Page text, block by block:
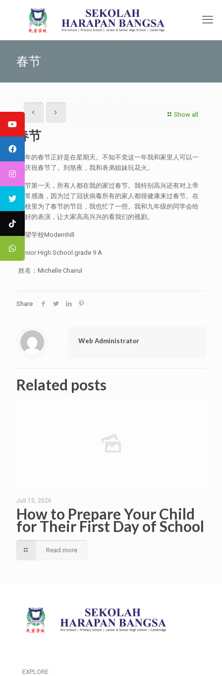
春节
Show all
春节
今年的春节正好是在星期天。不知不觉这一年我和家里人可以一
起庆祝春节了。到熬夜，我和表弟姐妹玩花火。
春节第一天，所有人都在我的家过春节。我特别高兴还有对上帝
非常感激，因为过了冠状病毒所有的家人都很健康来过春节。在
学校里为了春节的节目，我也忙了一些。我和九年级的同学会给
最好的表演，让大家高高兴兴的看我们的视剧。
民望学校Modernhill
Junior High School grade 9 A
姓名：Michelle Chairul
Share
Web Administrator
Related posts
Juli 15, 2026
How to Prepare Your Child
for Their First Day of School
Read more
EXPLORE